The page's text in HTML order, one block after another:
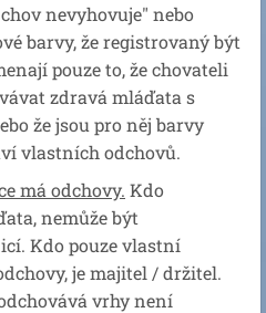
nevyhovuje" nebo
barvy, že registrovaný být
pouze to, že chovateli
zdravá mláďata s
že jsou pro něj barvy
vlastních odchovů.
má odchovy. Kdo
nemůže být
Kdo pouze vlastní
je majitel / držitel.
vrhy není